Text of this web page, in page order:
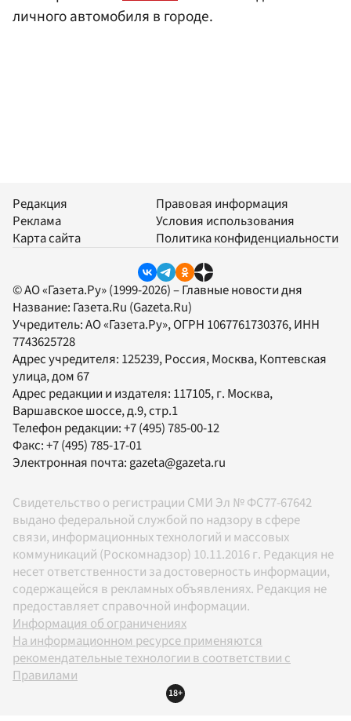
личного автомобиля в городе.
Редакция
Реклама
Карта сайта
Правовая информация
Условия использования
Политика конфиденциальности
© АО «Газета.Ру» (1999-2026) – Главные новости дня
Название: Газета.Ru (Gazeta.Ru)
Учредитель:АО «Газета.Ру», ОГРН 1067761730376, ИНН
7743625728
Адрес учредителя: 125239, Россия, Москва, Коптевская
улица, дом 67
Адрес редакции и издателя: 117105, г. Москва,
Варшавское шоссе, д.9, стр.1
Телефон редакции:+7 (495) 785-00-12
Факс:+7 (495) 785-17-01
Электронная почта:gazeta@gazeta.ru
Свидетельство о регистрации СМИ Эл № ФС77-67642
выдано федеральной службой по надзору в сфере
связи, информационных технологий и массовых
коммуникаций (Роскомнадзор) 10.11.2016 г. Редакция не
несет ответственности за достоверность информации,
содержащейся в рекламных объявлениях. Редакция не
предоставляет справочной информации.
Информация об ограничениях
На информационном ресурсе применяются
рекомендательные технологии в соответствии с
Правилами
18+